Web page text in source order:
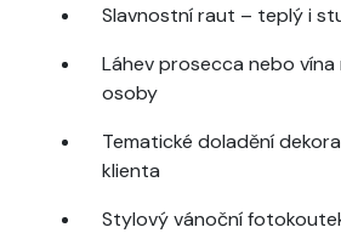
Slavnostní raut – teplý i
Láhev prosecca nebo vína
osoby
Tematické doladění
klienta
Stylový vánoční